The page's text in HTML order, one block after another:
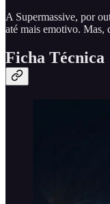
A Supermassive, por
até mais emotivo. Mas,
Ficha Técnica